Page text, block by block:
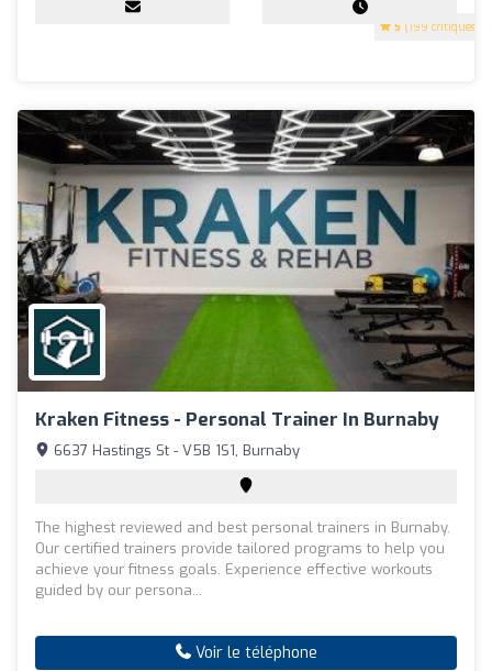
5 (199 critiques)
Kraken Fitness - Personal Trainer In Burnaby
6637 Hastings St - V5B 1S1, Burnaby
The highest reviewed and best personal trainers in Burnaby.
Our certified trainers provide tailored programs to help you
achieve your fitness goals. Experience effective workouts
guided by our persona...
Voir le téléphone